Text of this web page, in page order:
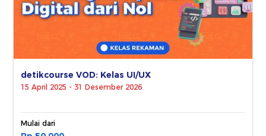
detikcourse VOD: Kelas UI/UX
15 April 2025 - 31 Desember 2026
Mulai dari